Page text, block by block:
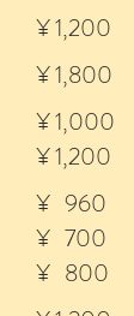
¥ 1,200
¥ 1,800
¥ 1,000
¥ 1,200
¥ 960
¥ 700
¥ 800